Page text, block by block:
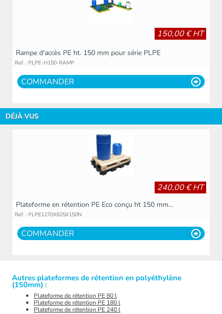
150,00 € HT
Rampe d'accès PE ht. 150 mm pour série PLPE
Ref. : PLPE-H150-RAMP
COMMANDER
DÉJÀ VUS
240,00 € HT
Plateforme en rétention PE Eco conçu ht 150 mm...
Ref. : PLPE1270X825X150N
COMMANDER
Autres plateformes de rétention en polyéthylène
(150mm) :
Plateforme de rétention PE 80 l
Plateforme de rétention PE 180 l
Plateforme de rétention PE 240 l